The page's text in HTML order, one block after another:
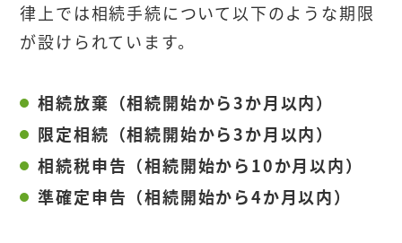
律上では相続手続について以下のような期限
が設けられています。
相続放棄（相続開始から3か月以内）
限定相続（相続開始から3か月以内）
相続税申告（相続開始から10か月以内）
準確定申告（相続開始から4か月以内）